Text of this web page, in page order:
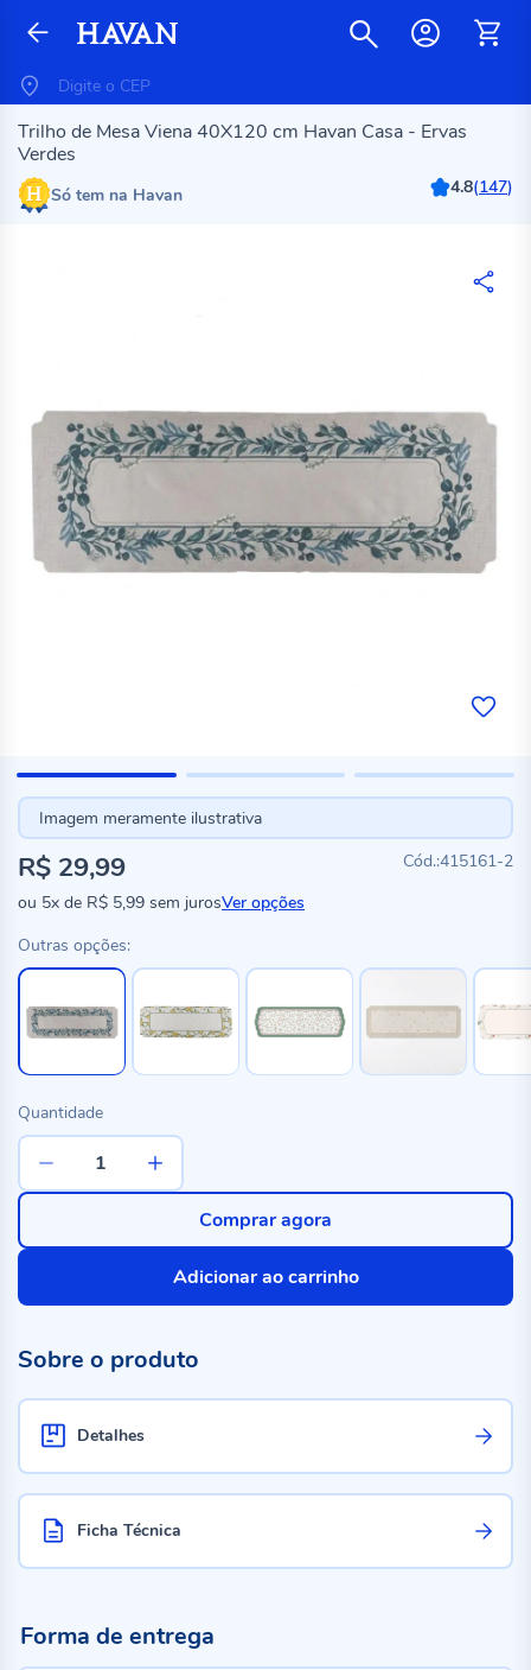
Trilho de Mesa Viena 40X120 cm Havan Casa - Ervas
Verdes
Só tem na Havan 4.8(147)
Imagem meramente ilustrativa
415161-2
R$ 29,99
ou 5x de R$ 5,99 sem jurosVer opções
Outras opções:
Quantidade
Adicionar ao carrinho
Comprar agora
Sobre o produto
Detalhes
Ficha Técnica
Forma de entrega